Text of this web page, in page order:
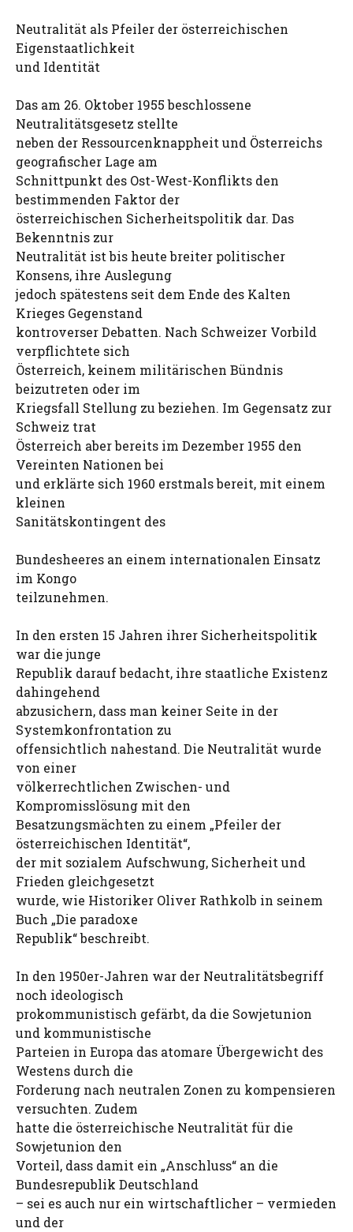
Neutralität als Pfeiler der österreichischen
Eigenstaatlichkeit
und Identität
Das am 26. Oktober 1955 beschlossene
Neutralitätsgesetz stellte
neben der Ressourcenknappheit und Österreichs
geografischer Lage am
Schnittpunkt des Ost-West-Konflikts den
bestimmenden Faktor der
österreichischen Sicherheitspolitik dar. Das
Bekenntnis zur
Neutralität ist bis heute breiter politischer
Konsens, ihre Auslegung
jedoch spätestens seit dem Ende des Kalten
Krieges Gegenstand
kontroverser Debatten. Nach Schweizer Vorbild
verpflichtete sich
Österreich, keinem militärischen Bündnis
beizutreten oder im
Kriegsfall Stellung zu beziehen. Im Gegensatz zur
Schweiz trat
Österreich aber bereits im Dezember 1955 den
Vereinten Nationen bei
und erklärte sich 1960 erstmals bereit, mit einem
kleinen
Sanitätskontingent des
Bundesheeres an einem internationalen Einsatz
im Kongo
teilzunehmen.
In den ersten 15 Jahren ihrer Sicherheitspolitik
war die junge
Republik darauf bedacht, ihre staatliche Existenz
dahingehend
abzusichern, dass man keiner Seite in der
Systemkonfrontation zu
offensichtlich nahestand. Die Neutralität wurde
von einer
völkerrechtlichen Zwischen- und
Kompromisslösung mit den
Besatzungsmächten zu einem „Pfeiler der
österreichischen Identität“,
der mit sozialem Aufschwung, Sicherheit und
Frieden gleichgesetzt
wurde, wie Historiker Oliver Rathkolb in seinem
Buch „Die paradoxe
Republik“ beschreibt.
In den 1950er-Jahren war der Neutralitätsbegriff
noch ideologisch
prokommunistisch gefärbt, da die Sowjetunion
und kommunistische
Parteien in Europa das atomare Übergewicht des
Westens durch die
Forderung nach neutralen Zonen zu kompensieren
versuchten. Zudem
hatte die österreichische Neutralität für die
Sowjetunion den
Vorteil, dass damit ein „Anschluss“ an die
Bundesrepublik Deutschland
– sei es auch nur ein wirtschaftlicher – vermieden
und der